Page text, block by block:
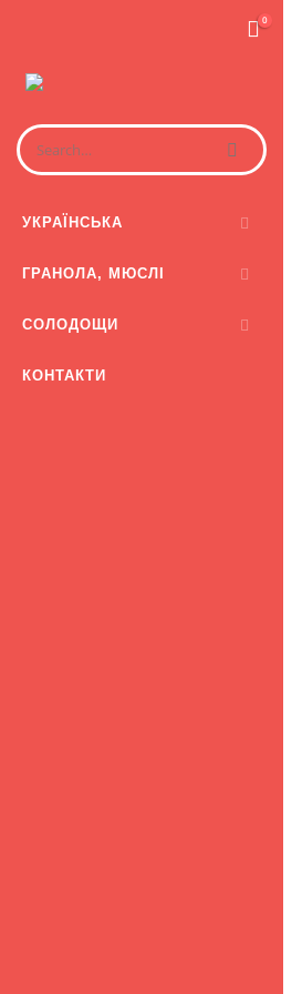
0
УКРАЇНСЬКА
ГРАНОЛА, МЮСЛІ
СОЛОДОЩИ
КОНТАКТИ